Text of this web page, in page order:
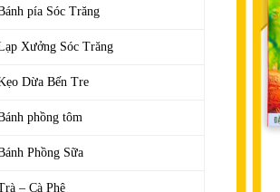
pía Sóc Trăng
Xưởng Sóc Trăng
Dừa Bến Tre
phồng tôm
Phồng Sữa
– Cà Phê